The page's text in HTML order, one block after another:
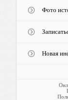
Фото
Новая